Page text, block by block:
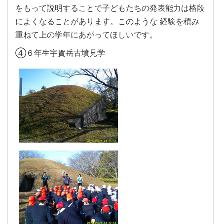
をもって説明することで子どもたちの発表能力は格段
によくなることがあります。このような 経験を積み
重ねて上の学年にあがってほしいです。
④６年生宇賀岳古墳見学